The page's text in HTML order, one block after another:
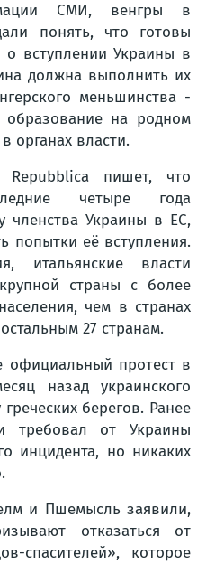
СМИ, венгры в
понять, что готовы
о вступлении Украины в
должна выполнить их
меньшинства -
образование на родном
органах власти.
Repubblica пишет, что
четыре года
членства Украины в ЕС,
попытки её вступления.
итальянские власти
страны с более
чем в странах
27 странам.
официальный протест в
назад украинского
берегов. Ранее
требовал от Украины
инцидента, но никаких
и Пшемысль заявили,
отказаться от
спасителей», которое